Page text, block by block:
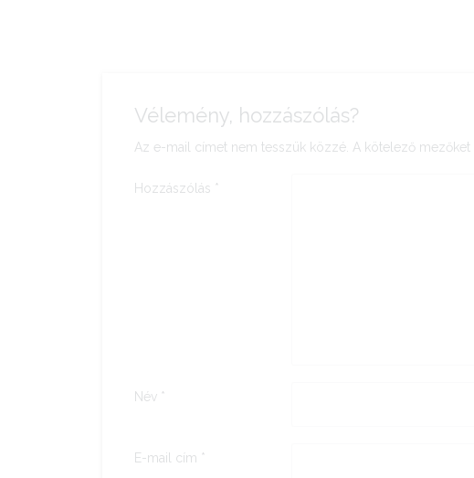
Vélemény, hozzászólás?
Az e-mail címet nem tesszük közzé. A kötelező mezőket
Hozzászólás *
Név *
E-mail cím *